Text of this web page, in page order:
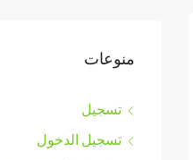
منوعات
تسجيل
تسجيل الدخول